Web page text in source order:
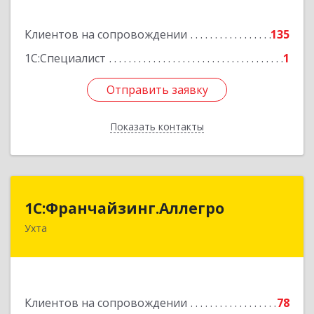
Клиентов на сопровождении
135
1С:Специалист
1
Отправить заявку
Показать контакты
Отправить заявку
Назад
1С:Франчайзинг.Аллегро
Ухта
Клиентов на сопровождении
78
1С:Франчайзинг.Аллегро
169304, Коми Респ, Ухта г, Чернова ул, дом №